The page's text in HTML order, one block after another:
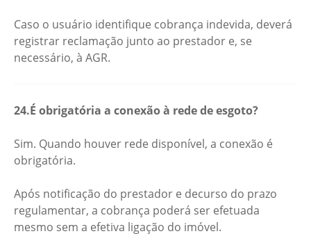
Caso o usuário identifique cobrança indevida, deverá
registrar reclamação junto ao prestador e, se
necessário, à AGR.
24.É obrigatória a conexão à rede de esgoto?
Sim. Quando houver rede disponível, a conexão é
obrigatória.
Após notificação do prestador e decurso do prazo
regulamentar, a cobrança poderá ser efetuada
mesmo sem a efetiva ligação do imóvel.